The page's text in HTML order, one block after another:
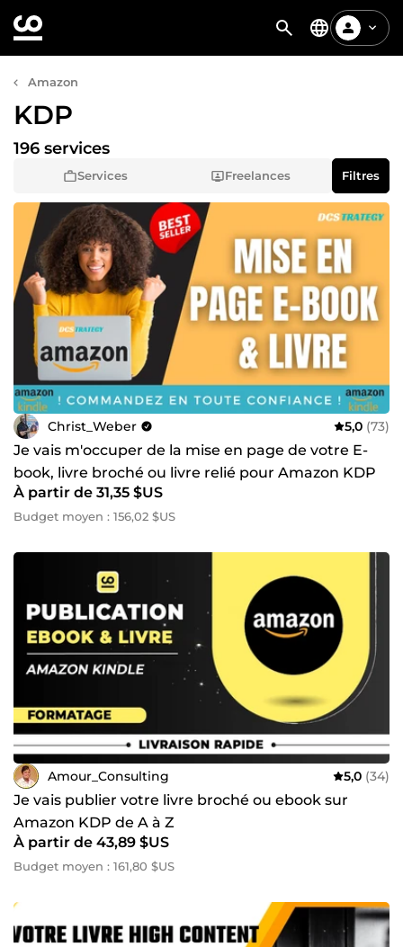
Amazon
KDP
Services Freelances
196 services
Filtres
Christ_Weber 5,0 (73)
Je vais m'occuper de la mise en page de votre E-
book, livre broché ou livre relié pour Amazon KDP
À partir de 31,35 $US
Budget moyen : 156,02 $US
Amour_Consulting 5,0 (34)
Je vais publier votre livre broché ou ebook sur
Amazon KDP de A à Z
À partir de 43,89 $US
Budget moyen : 161,80 $US